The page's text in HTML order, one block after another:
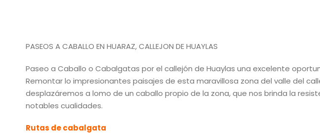
PASEOS A CABALLO EN HUARAZ, CALLEJON DE HUAYLAS
Paseo a Caballo o Cabalgatas por el callejón de Huaylas una excelente
Remontar lo impresionantes paisajes de esta maravillosa zona del valle del
desplazáremos a lomo de un caballo propio de la zona, que nos brinda la
notables cualidades.
Rutas de cabalgata